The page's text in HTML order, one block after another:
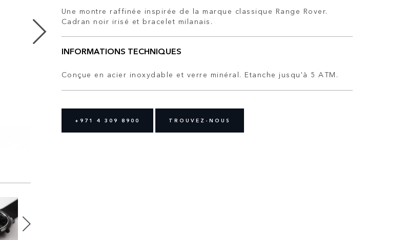
Une montre raffinée inspirée de la marque classique Range Rover.
Cadran noir irisé et bracelet milanais.
INFORMATIONS TECHNIQUES
Conçue en acier inoxydable et verre minéral. Etanche jusqu'à 5 ATM.
+971 4 309 8900 TROUVEZ-NOUS